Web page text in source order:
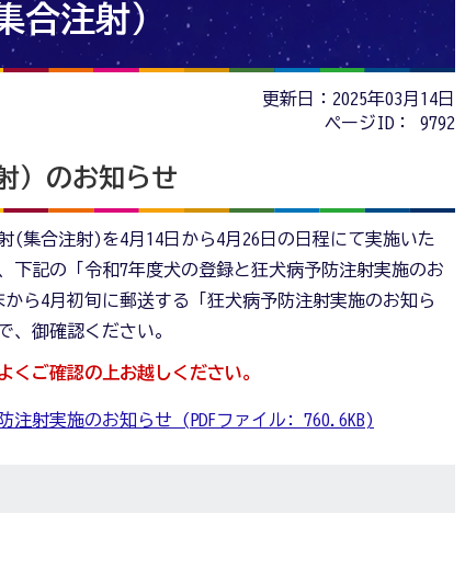
合注射）
更新日：2025年03月14日
ページID：
9792
）のお知らせ
(集合注射)を4月14日から4月26日の日程にて実施いた
下記の「令和7年度犬の登録と狂犬病予防注射実施のお
ら4月初旬に郵送する「狂犬病予防注射実施のお知ら
、御確認ください。
くご確認の上お越しください。
注射実施のお知らせ (PDFファイル: 760.6KB)